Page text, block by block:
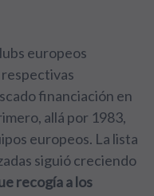
europeos
respectivas
financiación en
allá por 1983,
europeos. La lista
siguió creciendo
recogía a los